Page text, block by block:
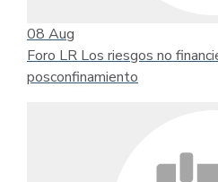
08 Aug
Foro LR Los riesgos no
posconfinamiento